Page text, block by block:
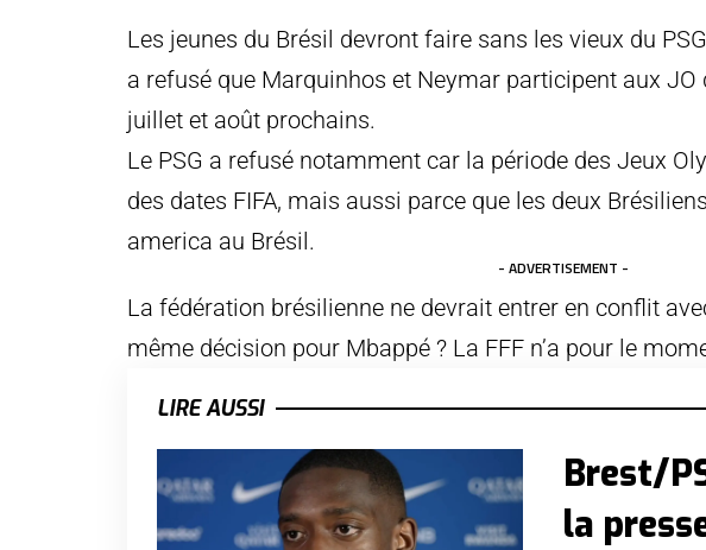
Les jeunes du Brésil devront faire sans les vieux du
a refusé que Marquinhos et Neymar participent aux JO
juillet et août prochains.
Le PSG a refusé notamment car la période des Jeux
des dates FIFA, mais aussi parce que les deux
america au Brésil.
- ADVERTISEMENT -
La fédération brésilienne ne devrait entrer en conflit
même décision pour Mbappé ? La FFF n’a pour le
LIRE AUSSI
Brest/
la